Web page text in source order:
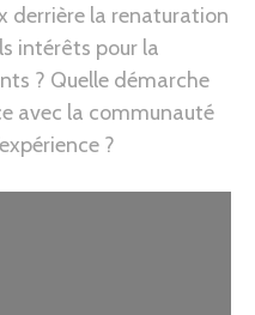
derrière la renaturation
intérêts pour la
? Quelle démarche
avec la communauté
?